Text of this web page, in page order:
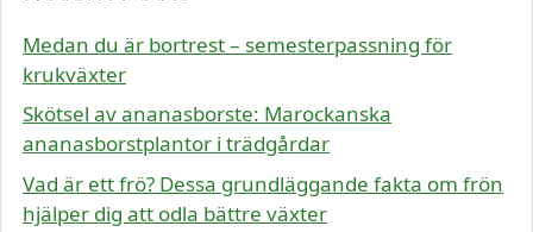
Medan du är bortrest – semesterpassning för
krukväxter
Skötsel av ananasborste: Marockanska
ananasborstplantor i trädgårdar
Vad är ett frö? Dessa grundläggande fakta om frön
hjälper dig att odla bättre växter